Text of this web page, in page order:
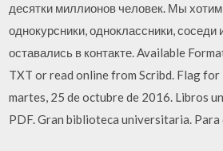
десятки миллионов человек. Мы
однокурсники, одноклассники, соседи
оставались в контакте. Available
TXT or read online from Scribd. Flag
martes, 25 de octubre de 2016. Libros
PDF. Gran biblioteca universitaria.